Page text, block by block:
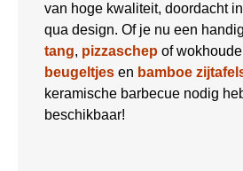
van hoge kwaliteit, doordacht
qua design. Of je nu een
tang, pizzaschep of
beugeltjes en bamboe
keramische barbecue nodig
beschikbaar!